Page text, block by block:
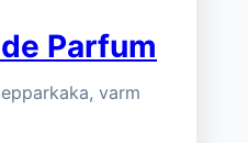
Parfum
varm